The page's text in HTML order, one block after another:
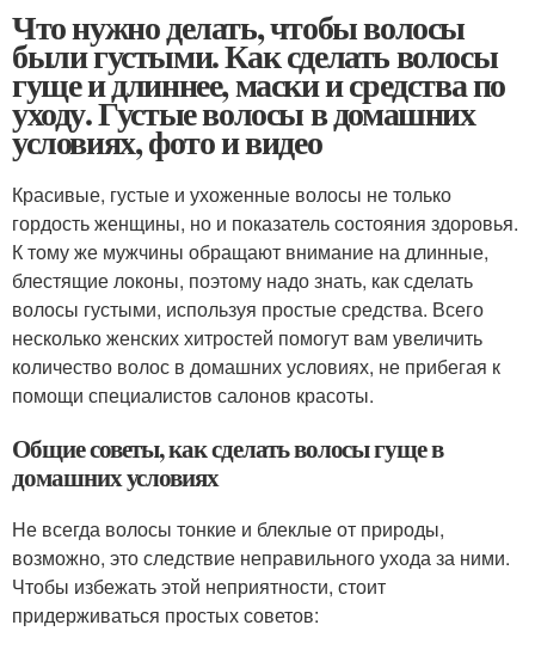
Что нужно делать, чтобы волосы
были густыми. Как сделать волосы
гуще и длиннее, маски и средства по
уходу. Густые волосы в домашних
условиях, фото и видео
Красивые, густые и ухоженные волосы не только
гордость женщины, но и показатель состояния здоровья.
К тому же мужчины обращают внимание на длинные,
блестящие локоны, поэтому надо знать, как сделать
волосы густыми, используя простые средства. Всего
несколько женских хитростей помогут вам увеличить
количество волос в домашних условиях, не прибегая к
помощи специалистов салонов красоты.
Общие советы, как сделать волосы гуще в
домашних условиях
Не всегда волосы тонкие и блеклые от природы,
возможно, это следствие неправильного ухода за ними.
Чтобы избежать этой неприятности, стоит
придерживаться простых советов: